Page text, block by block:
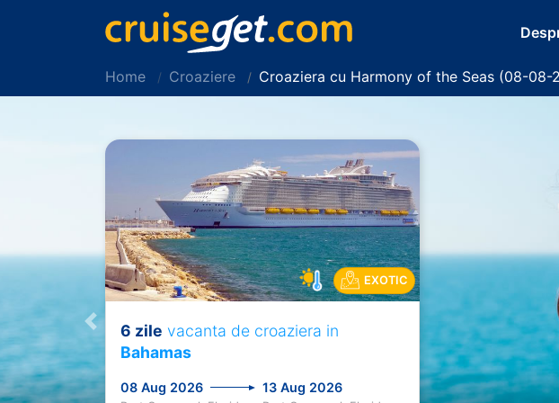
Home Croaziere Croaziera cu Harmony of the Seas (08-
Previous
EXOTIC
6 zile vacanta de croaziera in
Bahamas
08 Aug 2026 13 Aug 2026